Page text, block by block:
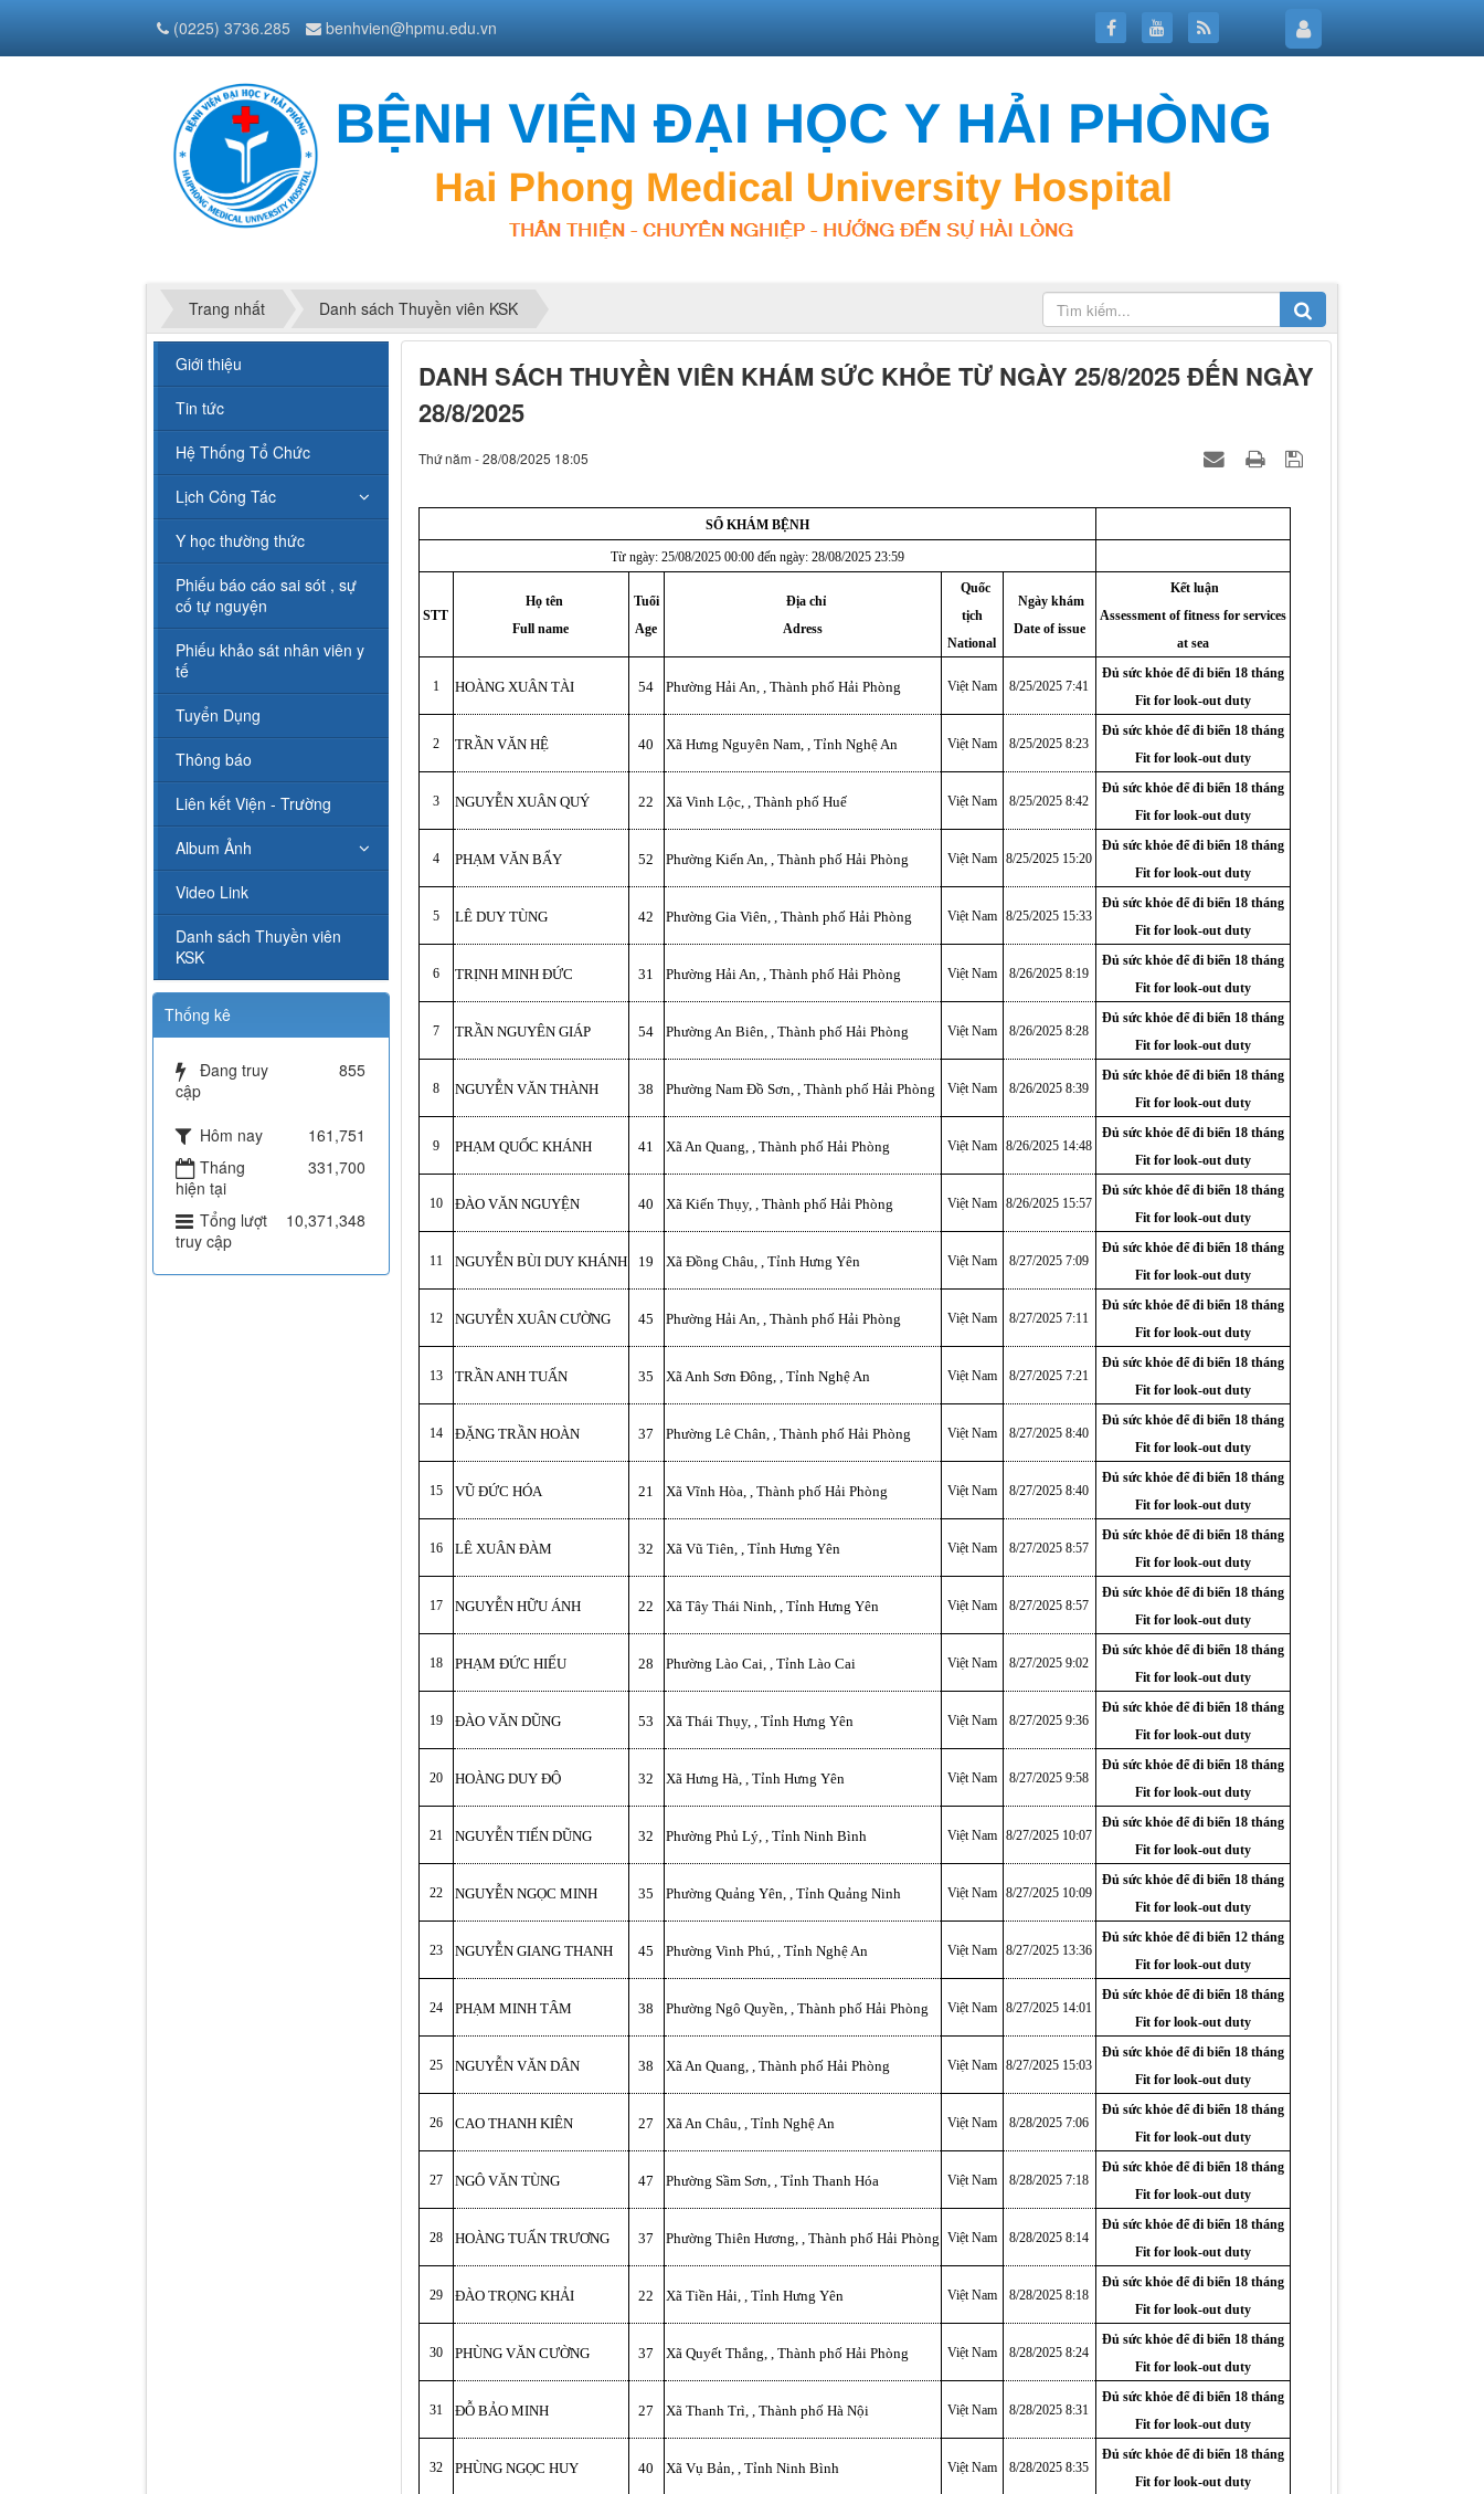
(0225) 3736.285 benhvien@hpmu.edu.vn
Trang nhất Danh sách Thuyền viên KSK
DANH SÁCH THUYỀN VIÊN KHÁM SỨC KHỎE TỪ NGÀY 25/8/2025 ĐẾN NGÀY
28/8/2025
Thứ năm - 28/08/2025 18:05
SỔ KHÁM BỆNH
Từ ngày: 25/08/2025 00:00 đến ngày: 28/08/2025 23:59
STT
Họ tên
Full name
Tuổi
Age
Địa chỉ
Adress
Quốc
tịch
National
Ngày khám
Date of issue
Kết luận
Assessment of fitness for services
at sea
1 HOÀNG XUÂN TÀI 54 Phường Hải An, , Thành phố Hải Phòng Việt Nam 8/25/2025 7:41
Đủ sức khỏe để đi biển 18 tháng
Fit for look-out duty
2 TRẦN VĂN HỆ 40 Xã Hưng Nguyên Nam, , Tỉnh Nghệ An Việt Nam 8/25/2025 8:23
Đủ sức khỏe để đi biển 18 tháng
Fit for look-out duty
3 NGUYỄN XUÂN QUÝ 22 Xã Vinh Lộc, , Thành phố Huế Việt Nam 8/25/2025 8:42
Đủ sức khỏe để đi biển 18 tháng
Fit for look-out duty
4 PHẠM VĂN BẨY 52 Phường Kiến An, , Thành phố Hải Phòng Việt Nam 8/25/2025 15:20
Đủ sức khỏe để đi biển 18 tháng
Fit for look-out duty
5 LÊ DUY TÙNG 42 Phường Gia Viên, , Thành phố Hải Phòng Việt Nam 8/25/2025 15:33
Đủ sức khỏe để đi biển 18 tháng
Fit for look-out duty
6 TRỊNH MINH ĐỨC 31 Phường Hải An, , Thành phố Hải Phòng Việt Nam 8/26/2025 8:19
Đủ sức khỏe để đi biển 18 tháng
Fit for look-out duty
7 TRẦN NGUYÊN GIÁP 54 Phường An Biên, , Thành phố Hải Phòng Việt Nam 8/26/2025 8:28
Đủ sức khỏe để đi biển 18 tháng
Fit for look-out duty
8 NGUYỄN VĂN THÀNH 38 Phường Nam Đồ Sơn, , Thành phố Hải Phòng Việt Nam 8/26/2025 8:39
Đủ sức khỏe để đi biển 18 tháng
Fit for look-out duty
9 PHẠM QUỐC KHÁNH 41 Xã An Quang, , Thành phố Hải Phòng Việt Nam 8/26/2025 14:48
Đủ sức khỏe để đi biển 18 tháng
Fit for look-out duty
10 ĐÀO VĂN NGUYỆN 40 Xã Kiến Thụy, , Thành phố Hải Phòng Việt Nam 8/26/2025 15:57
Đủ sức khỏe để đi biển 18 tháng
Fit for look-out duty
11 NGUYỄN BÙI DUY KHÁNH 19 Xã Đồng Châu, , Tỉnh Hưng Yên Việt Nam 8/27/2025 7:09
Đủ sức khỏe để đi biển 18 tháng
Fit for look-out duty
12 NGUYỄN XUÂN CƯỜNG 45 Phường Hải An, , Thành phố Hải Phòng Việt Nam 8/27/2025 7:11
Đủ sức khỏe để đi biển 18 tháng
Fit for look-out duty
13 TRẦN ANH TUẤN 35 Xã Anh Sơn Đông, , Tỉnh Nghệ An Việt Nam 8/27/2025 7:21
Đủ sức khỏe để đi biển 18 tháng
Fit for look-out duty
14 ĐẶNG TRẦN HOÀN 37 Phường Lê Chân, , Thành phố Hải Phòng Việt Nam 8/27/2025 8:40
Đủ sức khỏe để đi biển 18 tháng
Fit for look-out duty
15 VŨ ĐỨC HÓA 21 Xã Vĩnh Hòa, , Thành phố Hải Phòng Việt Nam 8/27/2025 8:40
Đủ sức khỏe để đi biển 18 tháng
Fit for look-out duty
16 LÊ XUÂN ĐÀM 32 Xã Vũ Tiên, , Tỉnh Hưng Yên Việt Nam 8/27/2025 8:57
Đủ sức khỏe để đi biển 18 tháng
Fit for look-out duty
17 NGUYỄN HỮU ÁNH 22 Xã Tây Thái Ninh, , Tỉnh Hưng Yên Việt Nam 8/27/2025 8:57
Đủ sức khỏe để đi biển 18 tháng
Fit for look-out duty
18 PHẠM ĐỨC HIẾU 28 Phường Lào Cai, , Tỉnh Lào Cai Việt Nam 8/27/2025 9:02
Đủ sức khỏe để đi biển 18 tháng
Fit for look-out duty
19 ĐÀO VĂN DŨNG 53 Xã Thái Thụy, , Tỉnh Hưng Yên Việt Nam 8/27/2025 9:36
Đủ sức khỏe để đi biển 18 tháng
Fit for look-out duty
20 HOÀNG DUY ĐỘ 32 Xã Hưng Hà, , Tỉnh Hưng Yên Việt Nam 8/27/2025 9:58
Đủ sức khỏe để đi biển 18 tháng
Fit for look-out duty
21 NGUYỄN TIẾN DŨNG 32 Phường Phủ Lý, , Tỉnh Ninh Bình Việt Nam 8/27/2025 10:07
Đủ sức khỏe để đi biển 18 tháng
Fit for look-out duty
22 NGUYỄN NGỌC MINH 35 Phường Quảng Yên, , Tỉnh Quảng Ninh Việt Nam 8/27/2025 10:09
Đủ sức khỏe để đi biển 18 tháng
Fit for look-out duty
23 NGUYỄN GIANG THANH 45 Phường Vinh Phú, , Tỉnh Nghệ An Việt Nam 8/27/2025 13:36
Đủ sức khỏe để đi biển 12 tháng
Fit for look-out duty
24 PHẠM MINH TÂM 38 Phường Ngô Quyền, , Thành phố Hải Phòng Việt Nam 8/27/2025 14:01
Đủ sức khỏe để đi biển 18 tháng
Fit for look-out duty
25 NGUYỄN VĂN DÂN 38 Xã An Quang, , Thành phố Hải Phòng Việt Nam 8/27/2025 15:03
Đủ sức khỏe để đi biển 18 tháng
Fit for look-out duty
26 CAO THANH KIÊN 27 Xã An Châu, , Tỉnh Nghệ An Việt Nam 8/28/2025 7:06
Đủ sức khỏe để đi biển 18 tháng
Fit for look-out duty
27 NGÔ VĂN TÙNG 47 Phường Sầm Sơn, , Tỉnh Thanh Hóa Việt Nam 8/28/2025 7:18
Đủ sức khỏe để đi biển 18 tháng
Fit for look-out duty
28 HOÀNG TUẤN TRƯƠNG 37 Phường Thiên Hương, , Thành phố Hải Phòng Việt Nam 8/28/2025 8:14
Đủ sức khỏe để đi biển 18 tháng
Fit for look-out duty
29 ĐÀO TRỌNG KHẢI 22 Xã Tiền Hải, , Tỉnh Hưng Yên Việt Nam 8/28/2025 8:18
Đủ sức khỏe để đi biển 18 tháng
Fit for look-out duty
30 PHÙNG VĂN CƯỜNG 37 Xã Quyết Thắng, , Thành phố Hải Phòng Việt Nam 8/28/2025 8:24
Đủ sức khỏe để đi biển 18 tháng
Fit for look-out duty
31 ĐỖ BẢO MINH 27 Xã Thanh Trì, , Thành phố Hà Nội Việt Nam 8/28/2025 8:31
Đủ sức khỏe để đi biển 18 tháng
Fit for look-out duty
32 PHÙNG NGỌC HUY 40 Xã Vụ Bản, , Tỉnh Ninh Bình Việt Nam 8/28/2025 8:35
Đủ sức khỏe để đi biển 18 tháng
Fit for look-out duty
Giới thiệu
Tin tức
Hệ Thống Tổ Chức
Lịch Công Tác
Y học thường thức
Phiếu báo cáo sai sót , sự
cố tự nguyện
Phiếu khảo sát nhân viên y
tế
Tuyển Dụng
Thông báo
Liên kết Viện - Trường
Album Ảnh
Video Link
Danh sách Thuyền viên
KSK
Thống kê
Đang truy
cập
855
Hôm nay
161,751
Tháng
hiện tại
331,700
Tổng lượt
truy cập
10,371,348